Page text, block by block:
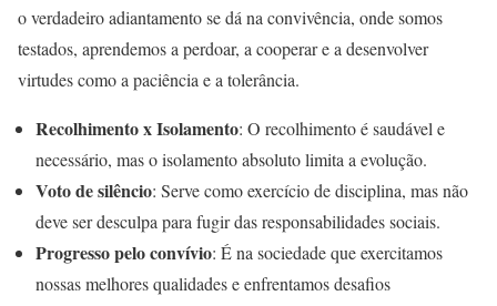
o verdadeiro adiantamento se dá na convivência, onde somos
testados, aprendemos a perdoar, a cooperar e a desenvolver
virtudes como a paciência e a tolerância.
Recolhimento x Isolamento: O recolhimento é saudável e
necessário, mas o isolamento absoluto limita a evolução.
Voto de silêncio: Serve como exercício de disciplina, mas não
deve ser desculpa para fugir das responsabilidades sociais.
Progresso pelo convívio: É na sociedade que exercitamos
nossas melhores qualidades e enfrentamos desafios